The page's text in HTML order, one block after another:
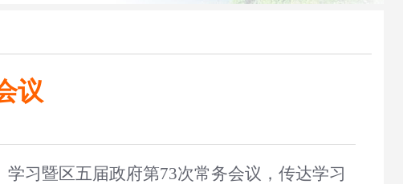
议
学习暨区五届政府第73次常务会议， 传达学习